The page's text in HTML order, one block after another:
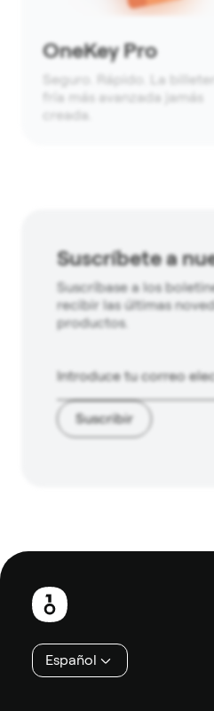
OneKey Pro
Seguro. Rápido. La
fría más avanzada jamás
creada.
Suscríbete a
Suscríbase a los
recibir las últimas
productos.
Suscribir
Pie
página
Español